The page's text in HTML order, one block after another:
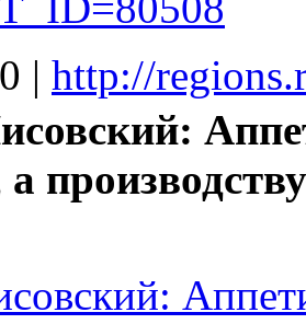
| http://